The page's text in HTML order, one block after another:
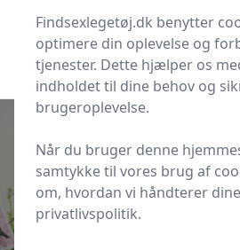
Søg nu
Søg nu
Udgivet iRomantik Og
Sådan vælger du den
Findsexlegetøj.dk benytter
optimere din oplevelse og
tjenester. Dette hjælper os
indholdet til dine behov og
brugeroplevelse.
Når du bruger denne
samtykke til vores brug af
om, hvordan vi håndterer
privatlivspolitik.